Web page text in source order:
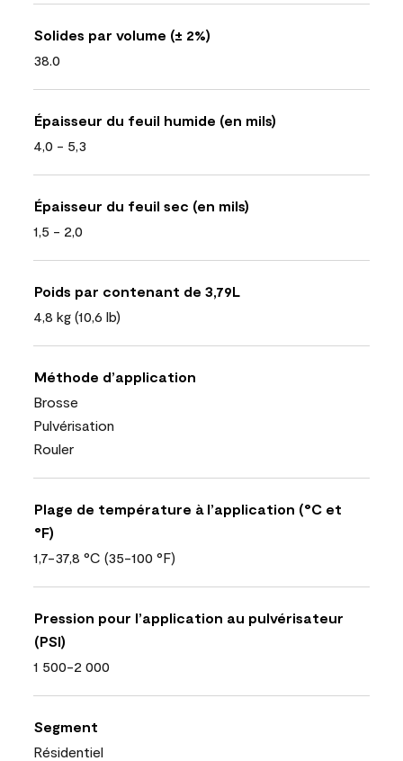
Solides par volume (± 2%)
38.0
Épaisseur du feuil humide (en mils)
4,0 - 5,3
Épaisseur du feuil sec (en mils)
1,5 - 2,0
Poids par contenant de 3,79L
4,8 kg (10,6 lb)
Méthode d’application
Brosse
Pulvérisation
Rouler
Plage de température à l’application (°C et
°F)
1,7-37,8 °C (35-100 °F)
Pression pour l’application au pulvérisateur
(PSI)
1 500-2 000
Segment
Résidentiel